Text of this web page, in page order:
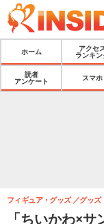
ホーム
アクセ
ランキン
読者
アンケート
スマホ
「ちいかわ×
フィギュア・グッズ グッズ